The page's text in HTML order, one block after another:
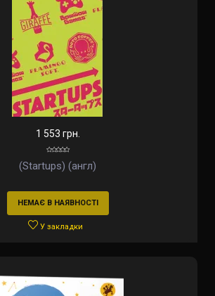
1 553 грн.
(Startups) (англ)
НЕМАЄ В НАЯВНОСТІ
У закладки